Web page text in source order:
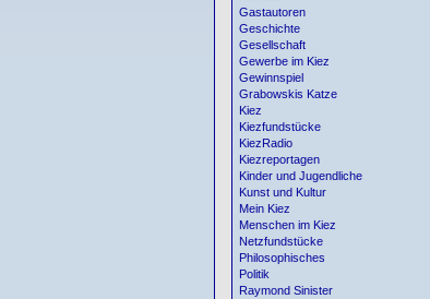
Gastautoren
Geschichte
Gesellschaft
Gewerbe im Kiez
Gewinnspiel
Grabowskis Katze
Kiez
Kiezfundstücke
KiezRadio
Kiezreportagen
Kinder und Jugendliche
Kunst und Kultur
Mein Kiez
Menschen im Kiez
Netzfundstücke
Philosophisches
Politik
Raymond Sinister